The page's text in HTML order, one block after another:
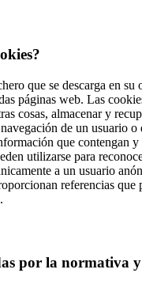
que se descarga en su
páginas web. Las
cosas, almacenar y
de un usuario o
que contengan
utilizarse para
a un usuario
referencias que
por la normativa